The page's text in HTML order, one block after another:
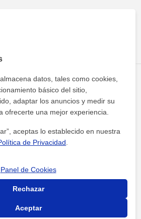
datos, tales como cookies,
básico del sitio,
adaptar los anuncios y medir su
ofrecerte una mejor experiencia.
aceptas lo establecido en nuestra
de Privacidad
Panel de Cookies
Rechazar
Aceptar